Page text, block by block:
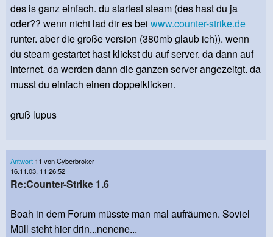
des is ganz einfach. du startest steam (des hast du ja
oder?? wenn nicht lad dir es bei www.counter-strike.de
runter. aber die große version (380mb glaub ich)). wenn
du steam gestartet hast klickst du auf server. da dann auf
internet. da werden dann die ganzen server angezeitgt. da
musst du einfach einen doppelklicken.
gruß lupus
Antwort 11 von Cyberbroker
16.11.03, 11:26:52
Re:Counter-Strike 1.6
Boah in dem Forum müsste man mal aufräumen. Soviel
Müll steht hier drin...nenene...